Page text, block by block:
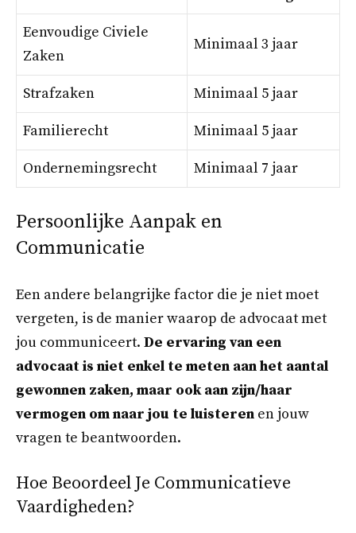
Eenvoudige Civiele
Zaken
Minimaal 3 jaar
Strafzaken Minimaal 5 jaar
Familierecht Minimaal 5 jaar
Ondernemingsrecht Minimaal 7 jaar
Persoonlijke Aanpak en
Communicatie
Een andere belangrijke factor die je niet moet
vergeten, is de manier waarop de advocaat met
jou communiceert. De ervaring van een
advocaat is niet enkel te meten aan het aantal
gewonnen zaken, maar ook aan zijn/haar
vermogen om naar jou te luisteren en jouw
vragen te beantwoorden.
Hoe Beoordeel Je Communicatieve
Vaardigheden?